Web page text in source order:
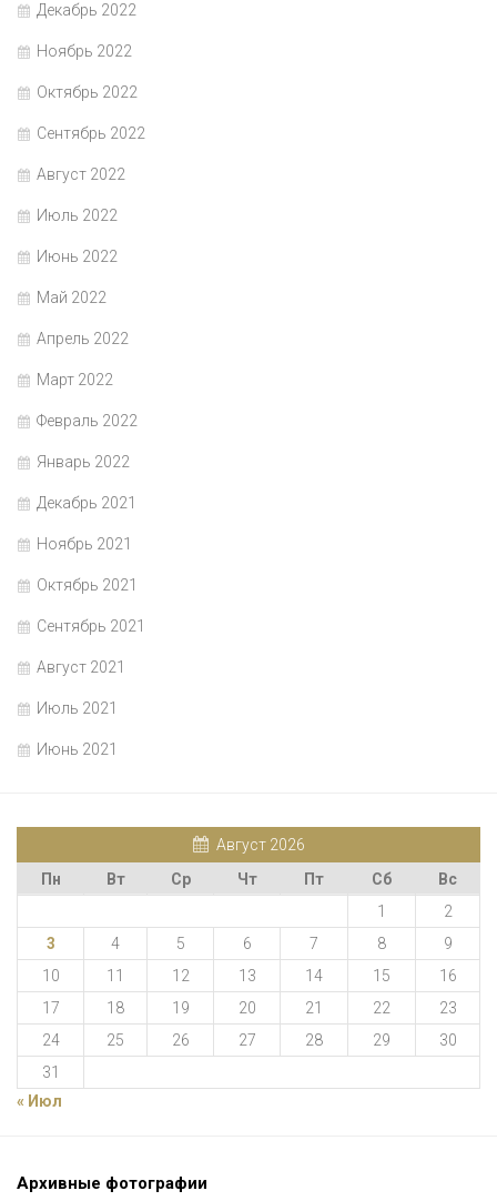
Декабрь 2022
Ноябрь 2022
Октябрь 2022
Сентябрь 2022
Август 2022
Июль 2022
Июнь 2022
Май 2022
Апрель 2022
Март 2022
Февраль 2022
Январь 2022
Декабрь 2021
Ноябрь 2021
Октябрь 2021
Сентябрь 2021
Август 2021
Июль 2021
Июнь 2021
Август 2026
Пн
Вт Ср Чт Пт Сб
Вс
1
2
3
4 5 6 7 8
9
10
11 12 13 14 15
16
17
18 19 20 21 22
23
24
25 26 27 28 29
30
31
« Июл
Архивные фотографии